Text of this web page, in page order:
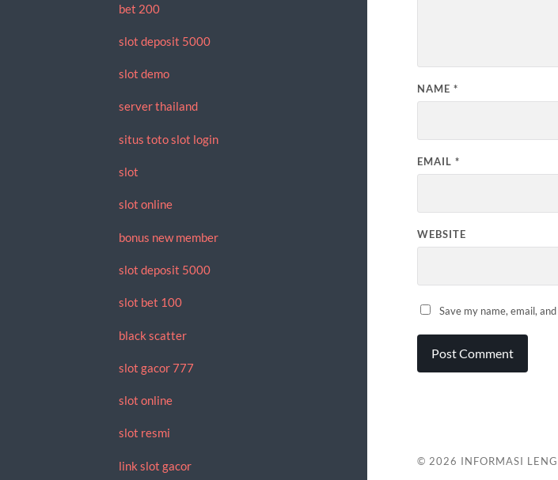
bet 200
slot deposit 5000
slot demo
server thailand
situs toto slot login
slot
slot online
bonus new member
slot deposit 5000
slot bet 100
black scatter
slot gacor 777
slot online
slot resmi
link slot gacor
NAME *
EMAIL *
WEBSITE
Save my name, email,
© 2026 INFORMASI